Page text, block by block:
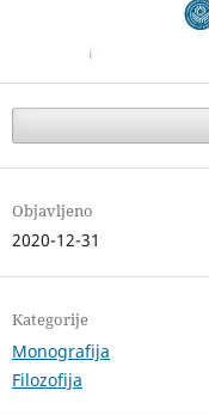
Objavljeno
2020-12-31
Kategorije
Monografija
Filozofija